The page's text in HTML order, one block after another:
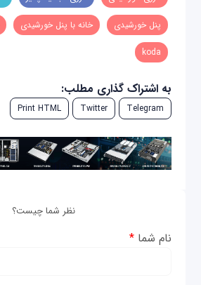
پنل خورشیدی خانه با پنل خورشیدی
koda
به اشتراک گذاری مطلب:
Telegram
Twitter
Print HTML
نظر شما چیست؟
نام شما*